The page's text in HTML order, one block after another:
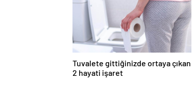
Tuvalete gittiğinizde ortaya çıkan
2 hayati işaret